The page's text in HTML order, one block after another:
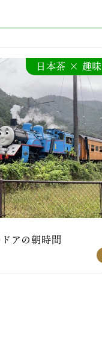
日本茶 × 趣味
アの朝時間